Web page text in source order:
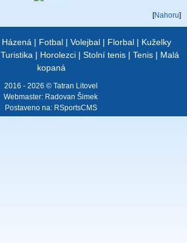
[Nahoru]
Házená | Fotbal | Volejbal | Florbal | Kuželky
Turistika | Horolezci| Stolní tenis| Tenis| Malá
kopaná
2016 - 2026 © Tatran Litovel
Webmaster: Radovan Šimek
Postaveno na: RSportsCMS